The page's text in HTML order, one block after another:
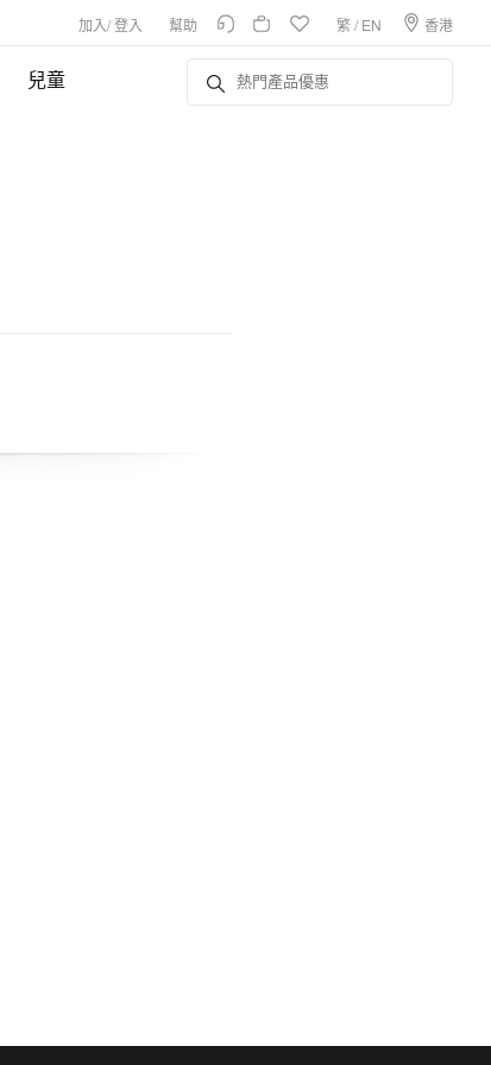
加入/登入 幫助 繁/ EN 香港
兒童